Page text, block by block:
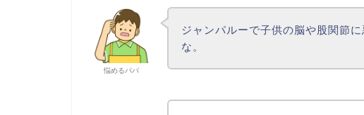
悩めるパパ
ジャンパルーで子供の脳や股関節
な。